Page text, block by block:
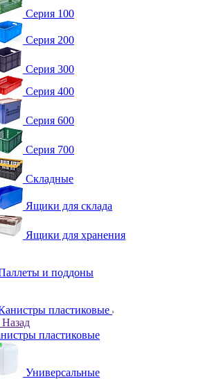
Серия 100
Серия 200
Серия 300
Серия 400
Серия 600
Серия 700
Складные
Ящики для склада
Ящики для хранения
и поддоны
пластиковые
Назад
пластиковые
Универсальные